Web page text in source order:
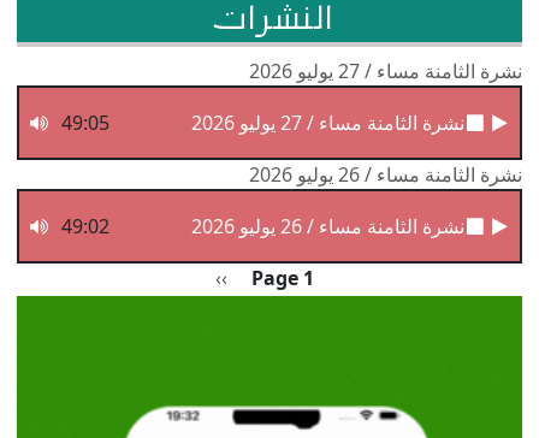
النشرات
نشرة الثامنة مساء / 27 يوليو 2026
نشرة الثامنة مساء / 27 يوليو 2026
49:05
نشرة الثامنة مساء / 26 يوليو 2026
نشرة الثامنة مساء / 26 يوليو 2026
49:02
Page 1 الصفحة التالية
››